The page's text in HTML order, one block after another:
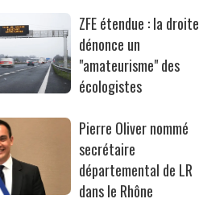
ZFE étendue : la droite
dénonce un
"amateurisme" des
écologistes
Pierre Oliver nommé
secrétaire
départemental de LR
dans le Rhône